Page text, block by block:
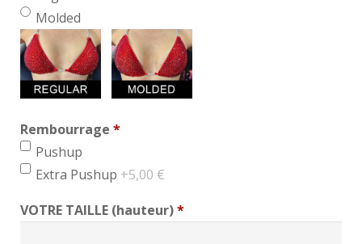
Molded
Rembourrage *
Pushup
Extra Pushup +5,00 €
VOTRE TAILLE (hauteur)*